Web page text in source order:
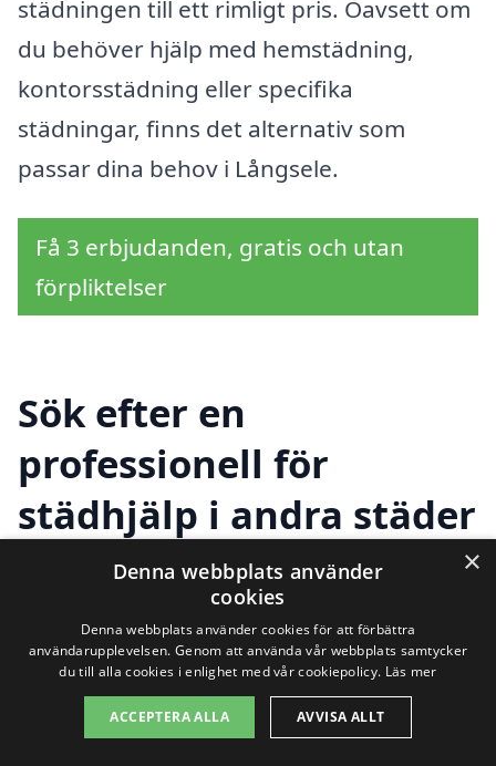
städningen till ett rimligt pris. Oavsett om
du behöver hjälp med hemstädning,
kontorsstädning eller specifika
städningar, finns det alternativ som
passar dina behov i Långsele.
Få 3 erbjudanden, gratis och utan
förpliktelser
Sök efter en
professionell för
städhjälp i andra städer
nära Långsele
Att hitta städhjälp i Långsele behöver inte
vara en utmaning. Med vår plattform kan
du enkelt få kontakt med pålitliga
×
Denna webbplats använder
cookies
Denna webbplats använder cookies för att förbättra
användarupplevelsen. Genom att använda vår webbplats samtycker
du till alla cookies i enlighet med vår cookiepolicy. Läs mer
ACCEPTERA ALLA AVVISA ALLT